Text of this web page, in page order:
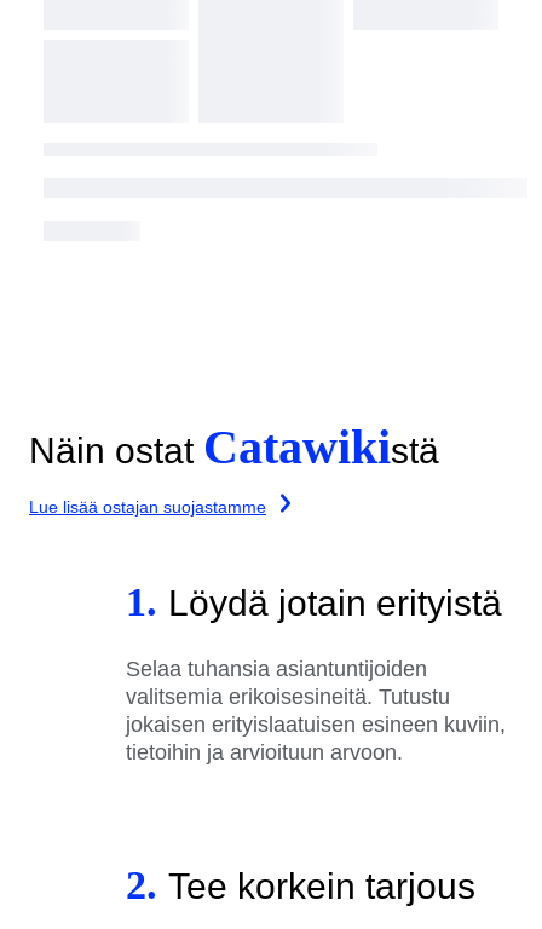
Näin ostat Catawikistä
Lue lisää ostajan suojastamme
1. Löydä jotain erityistä
Selaa tuhansia asiantuntijoiden
valitsemia erikoisesineitä. Tutustu
jokaisen erityislaatuisen esineen kuviin,
tietoihin ja arvioituun arvoon.
2. Tee korkein tarjous